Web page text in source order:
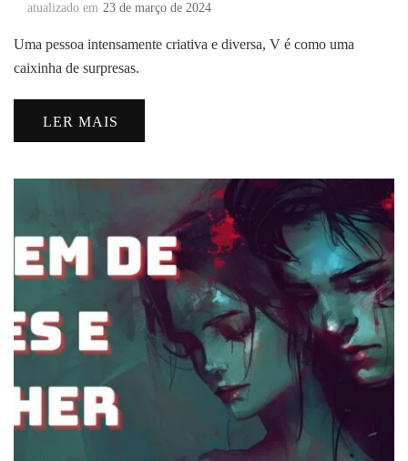
atualizado em 23 de março de 2024
Uma pessoa intensamente criativa e diversa, V é como uma
caixinha de surpresas.
LER MAIS